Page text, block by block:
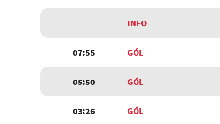
INFO
07:55 GÓL
05:50 GÓL
03:26 GÓL